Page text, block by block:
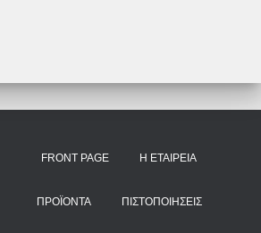
FRONT PAGE Η ΕΤΑΙΡΕΊΑ
ΠΡΟΪΌΝΤΑ ΠΙΣΤΟΠΟΙΉΣΕΙΣ